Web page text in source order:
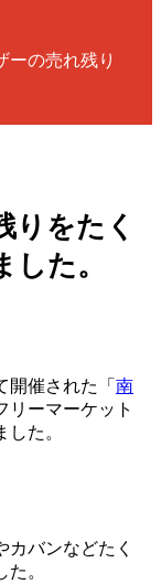
ーの売れ残り
りをたく
た。
開催された「 南
リーマーケット
た。
バンなどたく
。